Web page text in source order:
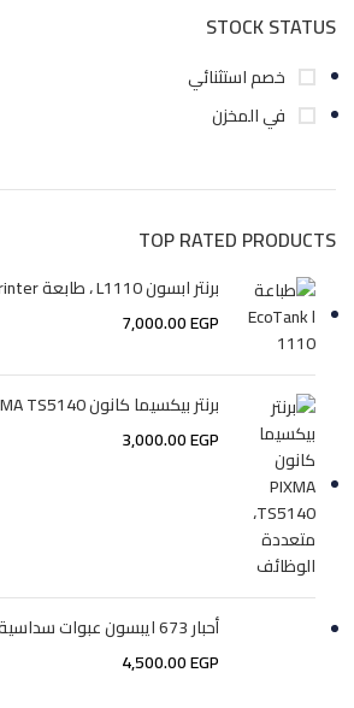
STOCK STATUS
خصم استثنائي
في المخزن
TOP RATED PRODUCTS
برنتر ابسون L1110 ، طابعة printer ايكوتانك
7,000.00EGP
برنتر بيكسيما كانون PIXMA TS5140، متعددة الوظائف
3,000.00EGP
أحبار 673 ايبسون عبوات سداسية
4,500.00EGP